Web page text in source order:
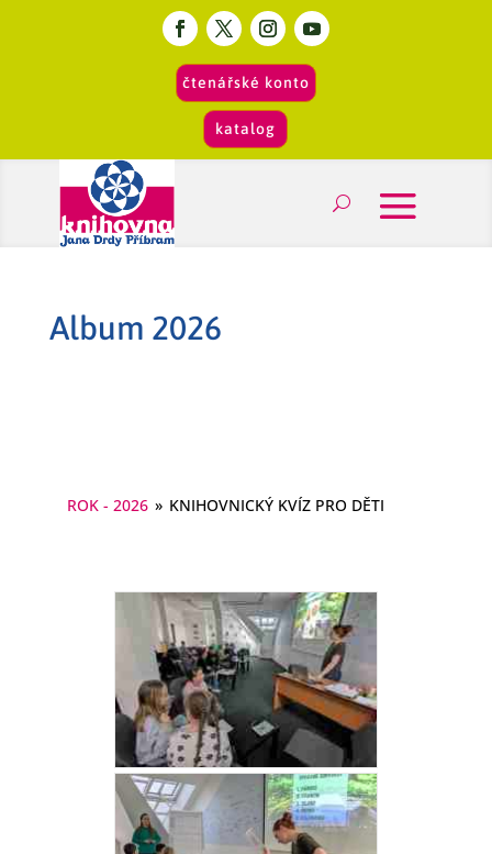
čtenářské konto
katalog
Album 2026
ROK - 2026 » KNIHOVNICKÝ KVÍZ PRO DĚTI